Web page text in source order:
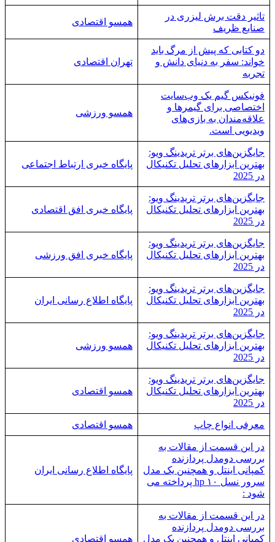
تاثیر دقت برش لیزری در
صنایع ظریف
همسو اقتصادی
دو کتابی که پیش از مرگ باید
خواند: سفر به دنیای دانش و
تجربه
تهران اقتصادی
فونیکس گیم یک وب‌سایت
اختصاصی برای گیمرها و
علاقه‌مندان به بازی‌های
ویدیویی است.
همسو ورزشی
جایگزین‌های برتر تریدینگ ویو:
بهترین ابزارهای تحلیل تکنیکال
در 2025
پایگاه خبری ارتباط اجتماعی
جایگزین‌های برتر تریدینگ ویو:
بهترین ابزارهای تحلیل تکنیکال
در 2025
پایگاه خبری افق اقتصادی
جایگزین‌های برتر تریدینگ ویو:
بهترین ابزارهای تحلیل تکنیکال
در 2025
پایگاه خبری افق ورزشی
جایگزین‌های برتر تریدینگ ویو:
بهترین ابزارهای تحلیل تکنیکال
در 2025
پایگاه اطلاع رسانی ایران
جایگزین‌های برتر تریدینگ ویو:
بهترین ابزارهای تحلیل تکنیکال
در 2025
همسو ورزشی
جایگزین‌های برتر تریدینگ ویو:
بهترین ابزارهای تحلیل تکنیکال
در 2025
همسو اقتصادی
معرفی انواع چاپ همسو اقتصادی
در این قسمت از مقالات به
بررسی دو‌مدل پردازنده
کمپانی اینتل و همچنین یک مدل
سرور نسل ۱۰ hp پرداخته می
شود :
پایگاه اطلاع رسانی ایران
در این قسمت از مقالات به
بررسی دو‌مدل پردازنده
کمپانی اینتل و همچنین یک مدل
همسو اقتصادی